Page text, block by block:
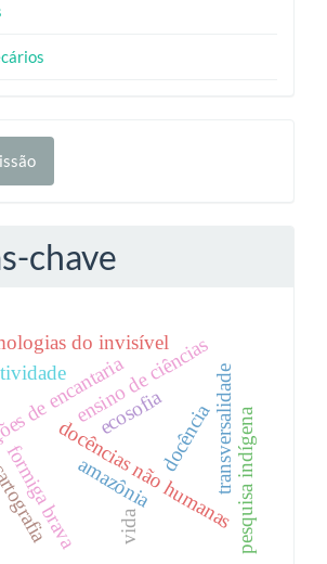
chave
formiga bravaamazônia
de encantaria
docências não humanas
do invisível
docência
vida
ensino de ciências
ecosofia transversalidadepesquisa indígena